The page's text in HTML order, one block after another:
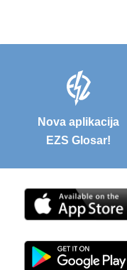
Nova aplikacija
EZS Glosar!